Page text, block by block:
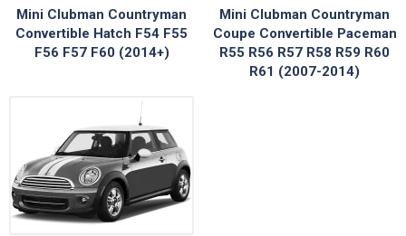
Mini Clubman Countryman
Convertible Hatch F54 F55
F56 F57 F60 (2014+)
Mini Clubman Countryman
Coupe Convertible Paceman
R55 R56 R57 R58 R59 R60
R61 (2007-2014)